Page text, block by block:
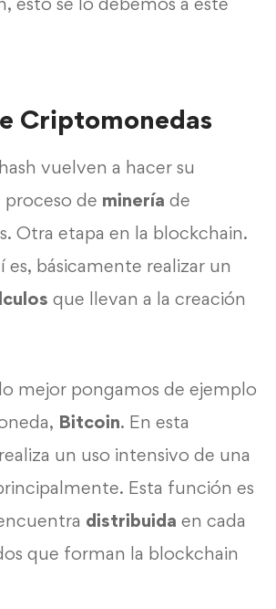
Criptomonedas
vuelven a hacer su
proceso de minería de
Otra etapa en la blockchain.
es, básicamente realizar un
que llevan a la creación
mejor pongamos de ejemplo
Bitcoin. En esta
un uso intensivo de una
Esta función es
distribuida en cada
que forman la blockchain